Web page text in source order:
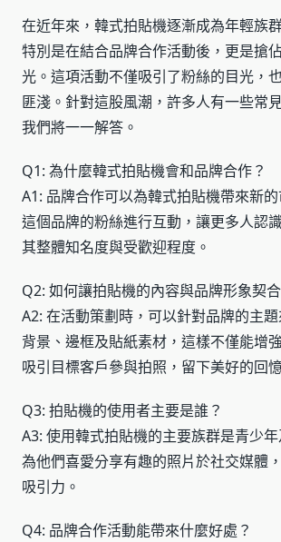
在近年來，韓式拍貼機逐漸成為年輕族
特別是在結合品牌合作活動後，更是搶
光。這項活動不僅吸引了粉絲的目光，
匪淺。針對這股風潮，許多人有一些常
我們將一一解答。
Q1: 為什麼韓式拍貼機會和品牌合作？
A1: 品牌合作可以為韓式拍貼機帶來新
這個品牌的粉絲進行互動，讓更多人認
其整體知名度與受歡迎程度。
Q2: 如何讓拍貼機的內容與品牌形象契
A2: 在活動策劃時，可以針對品牌的主
背景、邊框及貼紙素材，這樣不僅能增
吸引目標客戶參與拍照，留下美好的回
Q3: 拍貼機的使用者主要是誰？
A3: 使用韓式拍貼機的主要族群是青少
為他們喜愛分享有趣的照片於社交媒體
吸引力。
Q4: 品牌合作活動能帶來什麼好處？